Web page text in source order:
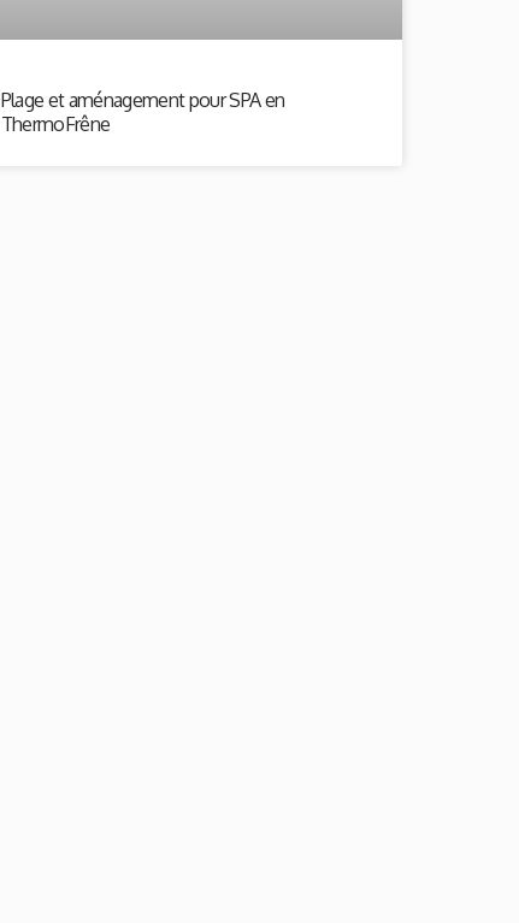
Plage et aménagement pour SPA en
ThermoFrêne